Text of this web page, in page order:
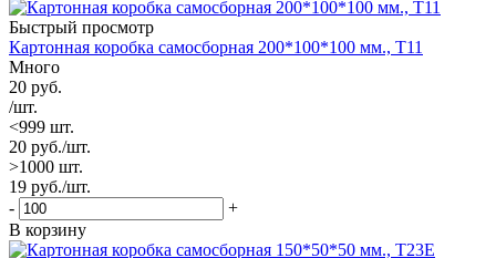
Быстрый просмотр
Картонная коробка самосборная 200*100*100 мм., Т11
Много
20 руб.
/шт.
<999 шт.
20 руб./шт.
>1000 шт.
19 руб./шт.
-
+
В корзину